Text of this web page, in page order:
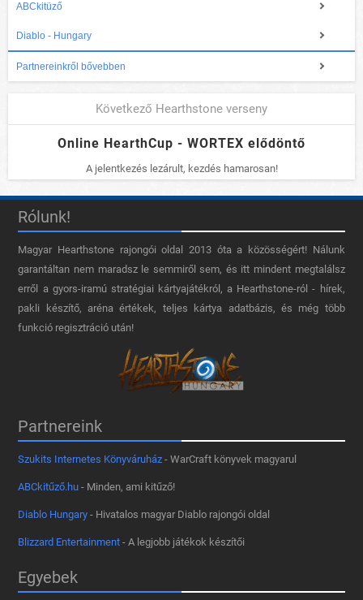
ABCkitüző
Diablo - Hungary
Partnereinkről bővebben
Következő Hearthstone verseny
Online HearthCup - WORTEX elődöntő
A jelentkezés lezárult, kezdés hamarosan!
Rólunk!
Magyar Hearthstone​ rajongói oldal 2013 óta a közösségért! Nálunk
garantáltan nem maradsz le semmiről sem, és itt mindent megtalálsz
erről a gyors-iramú stratégiai kártyajátékról, a Hearthstone-ról - hírek,
pakli készítő, aréna értékek, teljes kártya adatbázis, és még több
funkció regisztráció után!
Partnereink
Szukits Internetes Könyváruház - WarCraft könyvek magyarul
ABCkitűző.hu - Minden, ami kitűző!
Diablo Hungary - Hivatalos magyar Diablo rajongói oldal
Blizzard Entertainment - A legjobb játékok készítői
Egyebek